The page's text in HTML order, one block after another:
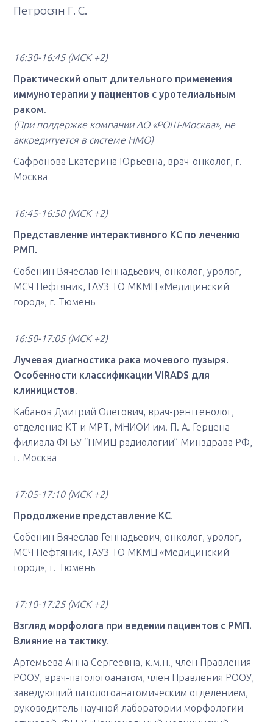
Петросян Г. С.
16:30-16:45 (МСК +2)
Практический опыт длительного применения
иммунотерапии у пациентов с уротелиальным
раком.
(При поддержке компании АО «РОШ-Москва», не
аккредитуется в системе НМО)
Сафронова Екатерина Юрьевна, врач-онколог, г.
Москва
16:45-16:50 (МСК +2)
Представление интерактивного КС по лечению
РМП.
Собенин Вячеслав Геннадьевич, онколог, уролог,
МСЧ Нефтяник, ГАУЗ ТО МКМЦ «Медицинский
город», г. Тюмень
16:50-17:05 (МСК +2)
Лучевая диагностика рака мочевого пузыря.
Особенности классификации VIRADS для
клиницистов.
Кабанов Дмитрий Олегович, врач-рентгенолог,
отделение КТ и МРТ, МНИОИ им. П. А. Герцена –
филиала ФГБУ “НМИЦ радиологии” Минздрава РФ,
г. Москва
17:05-17:10 (МСК +2)
Продолжение представление КС.
Собенин Вячеслав Геннадьевич, онколог, уролог,
МСЧ Нефтяник, ГАУЗ ТО МКМЦ «Медицинский
город», г. Тюмень
17:10-17:25 (МСК +2)
Взгляд морфолога при ведении пациентов с РМП.
Влияние на тактику.
Артемьева Анна Сергеевна, к.м.н., член Правления
РООУ, врач-патологоанатом, член Правления РООУ,
заведующий патологоанатомическим отделением,
руководитель научной лаборатории морфологии